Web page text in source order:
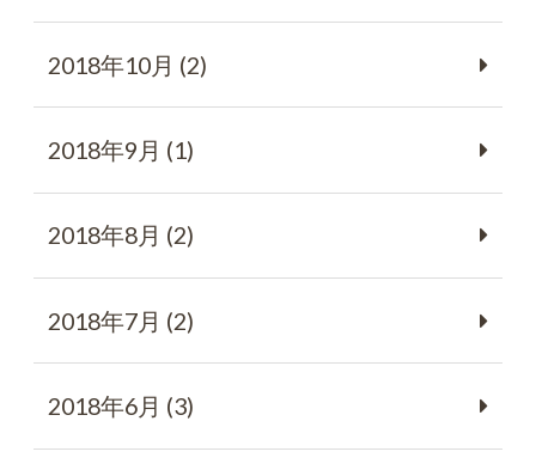
2018年10月 (2)
2018年9月 (1)
2018年8月 (2)
2018年7月 (2)
2018年6月 (3)